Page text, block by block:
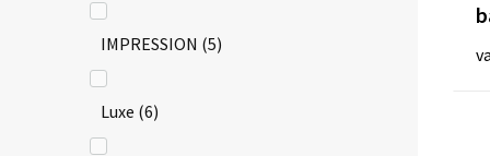
IMPRESSION (5)
Luxe (6)